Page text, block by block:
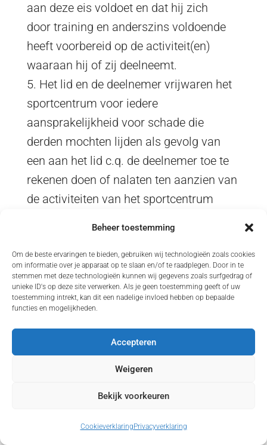
Beheer toestemming
Om de beste ervaringen te bieden, gebruiken wij technologieën zoals cookies
om informatie over je apparaat op te slaan en/of te raadplegen. Door in te
stemmen met deze technologieën kunnen wij gegevens zoals surfgedrag of
unieke ID's op deze site verwerken. Als je geen toestemming geeft of uw
toestemming intrekt, kan dit een nadelige invloed hebben op bepaalde
functies en mogelijkheden.
Accepteren
Weigeren
Bekijk voorkeuren
CookieverklaringPrivacyverklaring
aan deze eis voldoet en dat hij zich
door training en anderszins voldoende
heeft voorbereid op de activiteit(en)
waaraan hij of zij deelneemt.
5. Het lid en de deelnemer vrijwaren het
sportcentrum voor iedere
aansprakelijkheid voor schade die
derden mochten lijden als gevolg van
een aan het lid c.q. de deelnemer toe te
rekenen doen of nalaten ten aanzien van
de activiteiten van het sportcentrum
6. Het sportcentrum is niet aansprakelijk
voor de gevolgen van type- en zetfouten
op de website, in het magazine, in
advertenties, mailingen of andere
digitale of schriftelijke
communicatiemiddelen, verspreid door
of namens het sportcentrum.
7. Tevens is het sportcentrum niet
aansprakelijk voor verlies, diefstal of
c.q. de deelnemer, behoudens het geval